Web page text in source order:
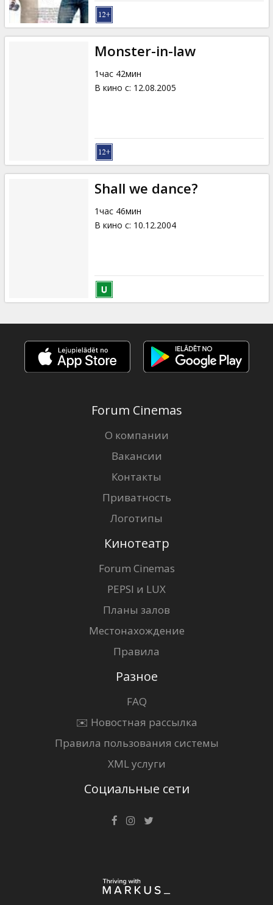
Monster-in-law
1час 42мин
В кино с: 12.08.2005
Shall we dance?
1час 46мин
В кино с: 10.12.2004
Forum Cinemas
О компании
Вакансии
Контакты
Приватность
Логотипы
Кинотеатр
Forum Cinemas
PEPSI и LUX
Планы залов
Местонахождение
Правила
Разное
FAQ
✉️ Новостная рассылка
Правила пользования системы
XML услуги
Социальные сети